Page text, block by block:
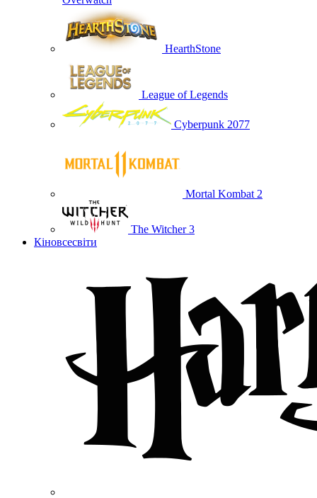
HearthStone
League of Legends
Cyberpunk 2077
Mortal Kombat 2
The Witcher 3
Кіновсесвіти